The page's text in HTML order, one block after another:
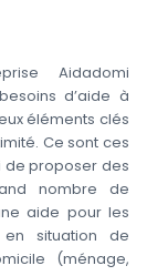
Aidadomi
d’aide à
éléments clés
Ce sont ces
de proposer des
nombre de
aide pour les
situation de
(ménage,